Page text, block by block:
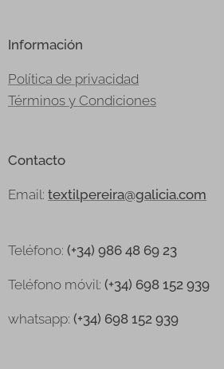
Información
Política de privacidad
Términos y Condiciones
Contacto
Email: textilpereira@galicia.com
Teléfono: (+34) 986 48 69 23
Teléfono móvil: (+34) 698 152 939
whatsapp: (+34) 698 152 939